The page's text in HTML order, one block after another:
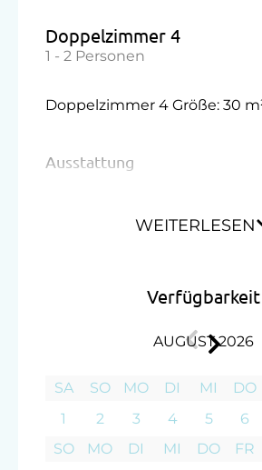
Doppelzimmer 4
1 - 2 Personen
Doppelzimmer 4 Größe: 30
Ausstattung
WEITERLESEN
Verfügbarkeit
AUGUST 2026
SA
1
SO
2
MO
3
DI
4
MI
5
DO
6
SO
MO
DI
MI
DO
FR